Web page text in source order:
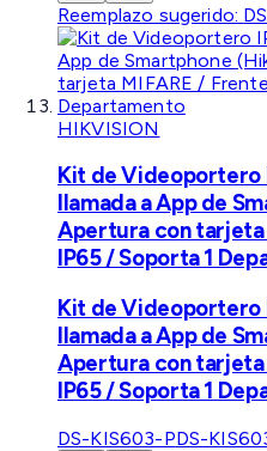
Reemplazo sugerido:
HIKVISION
Kit de Videoportero
llamada a App de
Apertura con tarjeta
IP65 / Soporta 1
Kit de Videoportero
llamada a App de
Apertura con tarjeta
IP65 / Soporta 1
DS-KIS603-PDS-